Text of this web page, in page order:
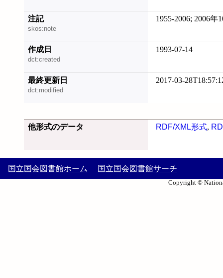
注記
skos:note
1955-2006; 2006
作成日
dct:created
1993-07-14
最終更新日
dct:modified
2017-03-
他形式のデータ RDF/XML形式,
国立国会図書館ホーム 国立国会図書館サーチ
Copyright ©